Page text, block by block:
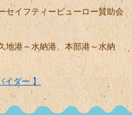
セイフティービューロー賛助会
地港～水納港、本部港～水納
イダー 】